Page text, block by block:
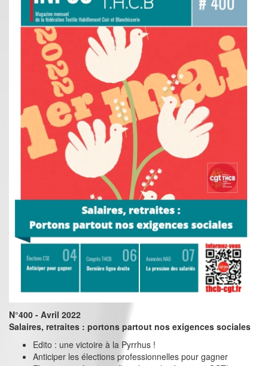
N°400 - Avril 2022
Salaires, retraites : portons partout nos exigences sociales
Edito : une victoire à la Pyrrhus !
Anticiper les élections professionnelles pour gagner